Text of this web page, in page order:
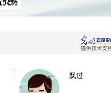
飘过